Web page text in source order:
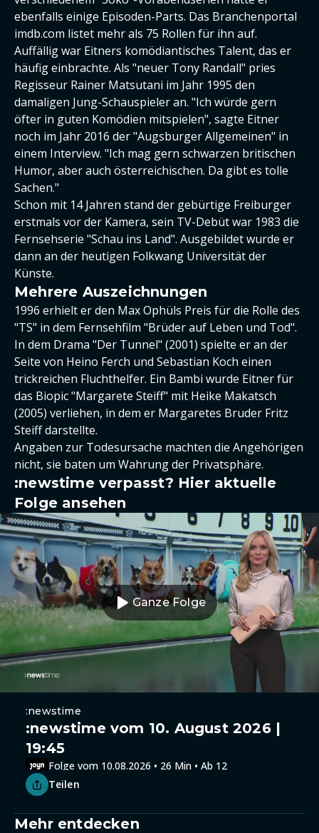
ebenfalls einige Episoden-Parts. Das Branchenportal
imdb.com listet mehr als 75 Rollen für ihn auf.
Auffällig war Eitners komödiantisches Talent, das er
häufig einbrachte. Als "neuer Tony Randall" pries
Regisseur Rainer Matsutani im Jahr 1995 den
damaligen Jung-Schauspieler an. "Ich würde gern
öfter in guten Komödien mitspielen", sagte Eitner
noch im Jahr 2016 der "Augsburger Allgemeinen" in
einem Interview. "Ich mag gern schwarzen britischen
Humor, aber auch österreichischen. Da gibt es tolle
Sachen."
Schon mit 14 Jahren stand der gebürtige Freiburger
erstmals vor der Kamera, sein TV-Debüt war 1983 die
Fernsehserie "Schau ins Land". Ausgebildet wurde er
dann an der heutigen Folkwang Universität der
Künste.
Mehrere Auszeichnungen
1996 erhielt er den Max Ophüls Preis für die Rolle des
"TS" in dem Fernsehfilm "Brüder auf Leben und Tod".
In dem Drama "Der Tunnel" (2001) spielte er an der
Seite von Heino Ferch und Sebastian Koch einen
trickreichen Fluchthelfer. Ein Bambi wurde Eitner für
das Biopic "Margarete Steiff" mit Heike Makatsch
(2005) verliehen, in dem er Margaretes Bruder Fritz
Steiff darstellte.
Angaben zur Todesursache machten die Angehörigen
nicht, sie baten um Wahrung der Privatsphäre.
:newstime verpasst? Hier aktuelle
Folge ansehen
Ganze Folge
:newstime
:newstime vom 10. August 2026 |
19:45
Folge vom 10.08.2026 • 26 Min • Ab 12
Teilen
Mehr entdecken